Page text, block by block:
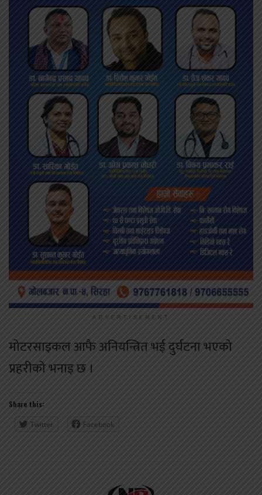
ADVERTISEMENT
मोटरसाइकल आफै अनियन्त्रित भई दुर्घटना भएको
प्रहरीको भनाइ छ ।
Share this:
Twitter Facebook